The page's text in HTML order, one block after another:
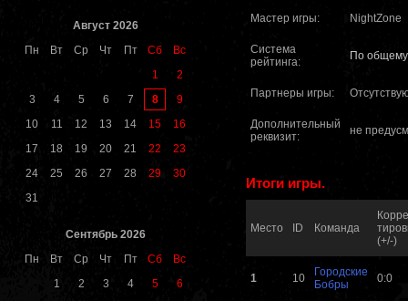
Август 2026
Пн
Вт Ср Чт Пт Сб
Вс
1
2
3
4 5 6 7 8
9
10
11 12 13 14 15
16
17
18 19 20 21 22
23
24
25 26 27 28 29
30
31
Сентябрь 2026
Пн
Вт Ср Чт Пт Сб
Вс
1
2 3 4 5
6
Мастер игры: NightZone
Система
рейтинга:
По
Партнеры игры:
Дополнительный
реквизит:
не
Итоги игры.
Место ID Команда
(+/-)
1 10
Городские
Бобры
0:0